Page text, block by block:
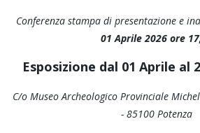
Conferenza stampa di presentazione e
01 Aprile 2026 ore
Esposizione dal 01 Aprile al
C/o Museo Archeologico Provinciale
- 85100 Potenza